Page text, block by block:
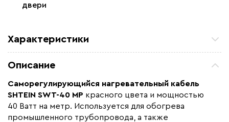
двери
Характеристики
кровли
Монтаж Внутренний, Наружный
Макс. рабочая температура (C)
Описание
Саморегулирующийся нагревательный кабель
SHTEIN SWT-40 MP красного цвета и мощностью
40 Ватт на метр. Используется для обогрева
промышленного трубопровода, а также